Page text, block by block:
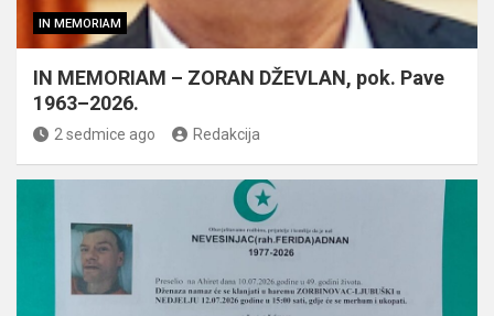
IN MEMORIAM
IN MEMORIAM – ZORAN DŽEVLAN, pok. Pave
1963–2026.
2 sedmice ago Redakcija